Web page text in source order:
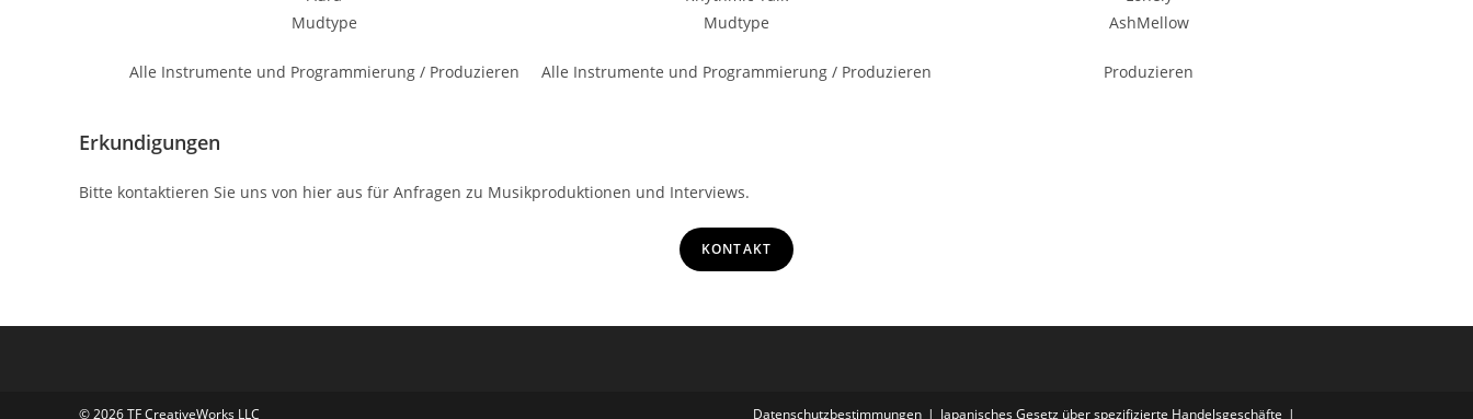
Mudtype
Alle Instrumente und Programmierung / Produzieren
Mudtype
Alle Instrumente und Programmierung / Produzieren
AshMellow
Produzieren
Erkundigungen
Bitte kontaktieren Sie uns von hier aus für Anfragen zu Musikproduktionen und Interviews.
KONTAKT
Datenschutzbestimmungen Japanisches Gesetz über spezifizierte Handelsgeschäfte
© 2026 TF CreativeWorks LLC